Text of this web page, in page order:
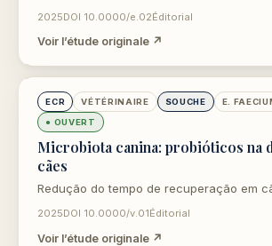
2025DOI 10.0000/e.02Éditorial
Voir l’étude originale ↗
ouvre dans un nouvel onglet
ECR VÉTÉRINAIRE SOUCHE E.
● OUVERT
Microbiota canina: probióticos na
cães
Redução do tempo de recuperação em
2025DOI 10.0000/v.01Éditorial
Voir l’étude originale ↗